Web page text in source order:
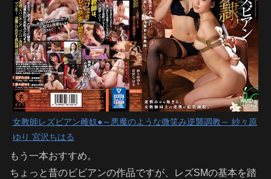
女教師レズビアン雌奴●～悪魔のような微笑み逆襲調教～ 紗々原
ゆり 宮沢ちはる
もう一本おすすめ。
ちょっと昔のビビアンの作品ですが、レズSMの基本を踏